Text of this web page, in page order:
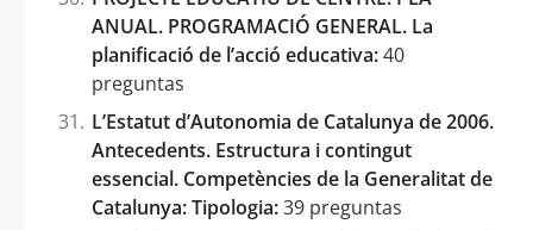
ANUAL. PROGRAMACIÓ GENERAL. La
planificació de l’acció educativa:40
preguntas
L’Estatut d’Autonomia de Catalunya de 2006.
Antecedents. Estructura i contingut
essencial. Competències de la Generalitat de
Catalunya: Tipologia:39 preguntas